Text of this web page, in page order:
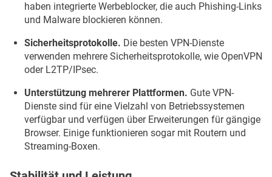
haben integrierte Werbeblocker, die auch Phishing-Links
und Malware blockieren können.
Sicherheitsprotokolle. Die besten VPN-Dienste
verwenden mehrere Sicherheitsprotokolle, wie OpenVPN
oder L2TP/IPsec.
Unterstützung mehrerer Plattformen. Gute VPN-
Dienste sind für eine Vielzahl von Betriebssystemen
verfügbar und verfügen über Erweiterungen für gängige
Browser. Einige funktionieren sogar mit Routern und
Streaming-Boxen.